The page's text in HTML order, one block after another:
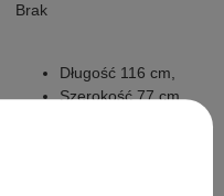
Brak
Długość 116 cm,
Szerokość 77 cm,